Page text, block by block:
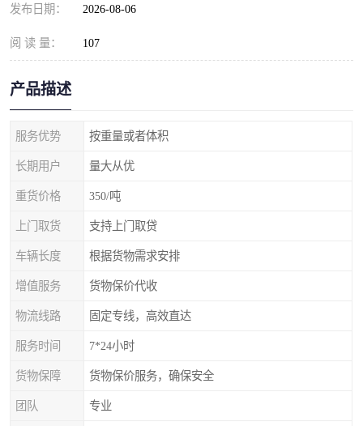
发布日期： 2026-08-06
阅 读 量： 107
产品描述
服务优势 按重量或者体积
长期用户 量大从优
重货价格 350/吨
上门取货 支持上门取贷
车辆长度 根据货物需求安排
增值服务 货物保价代收
物流线路 固定专线，高效直达
服务时间 7*24小时
货物保障 货物保价服务，确保安全
团队 专业